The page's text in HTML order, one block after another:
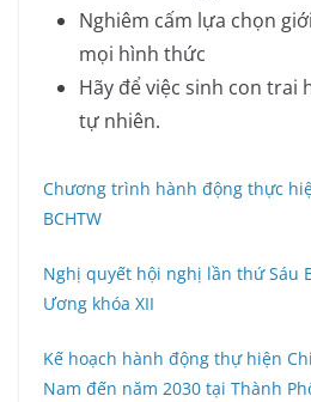
Nghiêm cấm lựa chọn
mọi hình thức
Hãy để việc sinh con trai
tự nhiên.
Chương trình hành động thực
BCHTW
Nghị quyết hội nghị lần thứ Sáu
Ương khóa XII
Kế hoạch hành động thự hiện
Nam đến năm 2030 tại Thành